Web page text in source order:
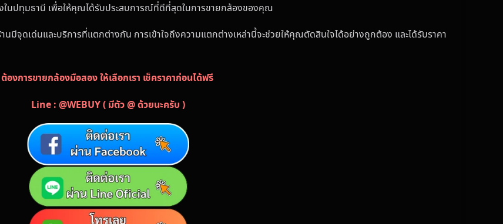
นปทุมธานี เพื่อให้คุณได้รับประสบการณ์ที่ดีที่สุดในการขายกล้องของคุณ
มีจุดเด่นและบริการที่แตกต่างกัน การเข้าใจถึงความแตกต่างเหล่านี้จะช่วยให้คุณตัดสินใจได้อย่างถูกต้อง และได้รับราคา
ต้องการขายกล้องมือสอง ให้เลือกเรา เช็คราคาก่อนได้ฟรี
Line : @WEBUY ( มีตัว @ ด้วยนะครับ )